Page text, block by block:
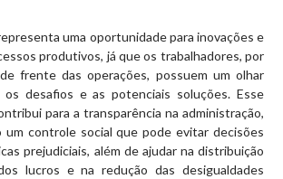
uma oportunidade para inovações e
produtivos, já que os trabalhadores, por
frente das operações, possuem um olhar
os desafios e as potenciais soluções. Esse
para a transparência na administração,
um controle social que pode evitar decisões
prejudiciais, além de ajudar na distribuição
lucros e na redução das desigualdades